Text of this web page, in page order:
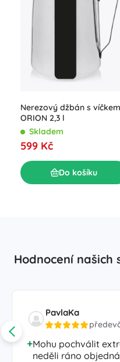
Nerezový džbán s víčkem
ORION 2,3 l
Skladem
599 Kč
Do košíku
Hodnocení našich
PavlaKa
Mohu pochválit
neděli ráno